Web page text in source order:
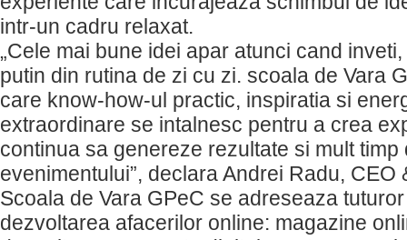
intr-un cadru relaxat.
„Cele mai bune idei apar atunci cand
putin din rutina de zi cu zi. scoala de Vara
care know-how-ul practic, inspiratia si
extraordinare se intalnesc pentru a crea
continua sa genereze rezultate si mult
evenimentului”, declara Andrei Radu, CEO
Scoala de Vara GPeC se adreseaza
dezvoltarea afacerilor online: magazine